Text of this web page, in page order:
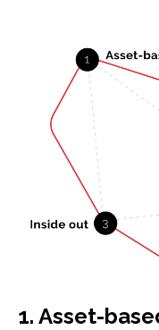
1. Asset-